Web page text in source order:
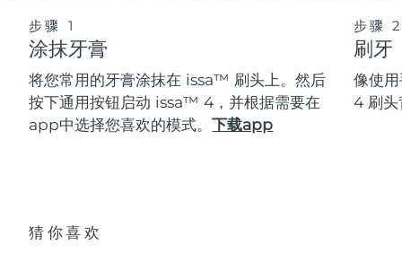
步骤 1
涂抹牙膏
将您常用的牙膏涂抹在 issa™ 刷头上。然后
按下通用按钮启动 issa™ 4，并根据需要在
app中选择您喜欢的模式。下载app
步骤
刷牙
像使
4 刷头
猜你喜欢